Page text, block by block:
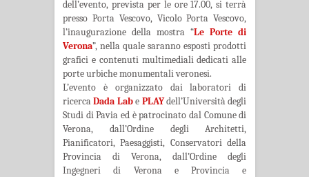
dell’evento, prevista per le ore 17.00, si terrà
presso Porta Vescovo, Vicolo Porta Vescovo,
l’inaugurazione della mostra “Le Porte di
Verona”, nella quale saranno esposti prodotti
grafici e contenuti multimediali dedicati alle
porte urbiche monumentali veronesi.
L’evento è organizzato dai laboratori di
ricercaDada Labe PLAYdell’Università degli
Studi di Pavia ed è patrocinato dal Comune di
Verona, dall’Ordine degli Architetti,
Pianificatori, Paesaggisti, Conservatori della
Provincia di Verona, dall’Ordine degli
Ingegneri di Verona e Provincia e